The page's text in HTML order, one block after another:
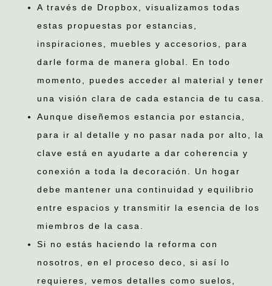
A través de Dropbox, visualizamos todas
estas propuestas por estancias,
inspiraciones, muebles y accesorios, para
darle forma de manera global. En todo
momento, puedes acceder al material y tener
una visión clara de cada estancia de tu casa.
Aunque diseñemos estancia por estancia,
para ir al detalle y no pasar nada por alto, la
clave está en ayudarte a dar coherencia y
conexión a toda la decoración. Un hogar
debe mantener una continuidad y equilibrio
entre espacios y transmitir la esencia de los
miembros de la casa.
Si no estás haciendo la reforma con
nosotros, en el proceso deco, si así lo
requieres, vemos detalles como suelos,